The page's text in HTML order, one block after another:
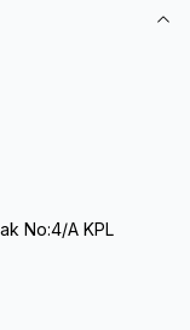
No:4/A KPL